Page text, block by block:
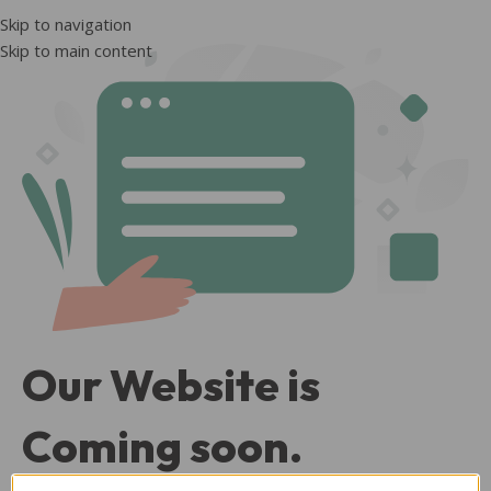
Skip to navigation
Skip to main content
Our Website is
Coming soon.